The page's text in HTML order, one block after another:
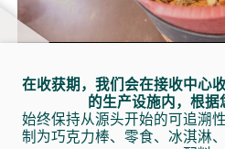
在收获期，我们会在接收中心
的生产设施内，根据
始终保持从源头开始的可追溯
制为巧克力棒、零食、冰淇淋